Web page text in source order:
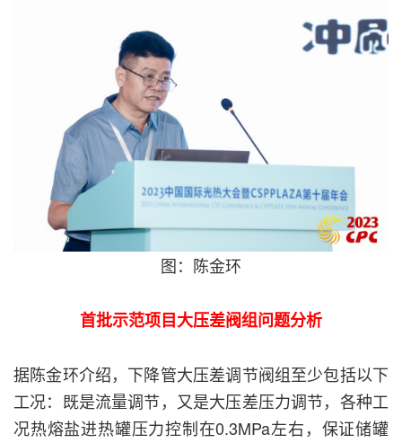
图：陈金环
首批示范项目大压差阀组问题分析
据陈金环介绍，下降管大压差调节阀组至少包括以下
工况：既是流量调节，又是大压差压力调节，各种工
况热熔盐进热罐压力控制在0.3MPa左右，保证储罐